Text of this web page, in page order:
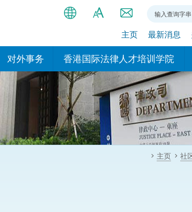
简
EN
Bahasa Indonesia (印尼语)
हिन्दी (印度语)
नेपाली (尼泊尔语)
A
A
主页 最新消息
对外事务
国际政府机构在香港设立办事
处或运作
多边协定
其他协定
香港国际法律人才培训学院
我们的学院
我们的专家委员会
我们的办公室
我们的培训课程和能力建设项
主页 社